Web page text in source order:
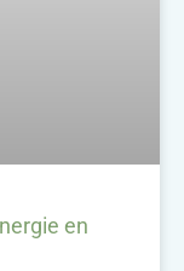
en